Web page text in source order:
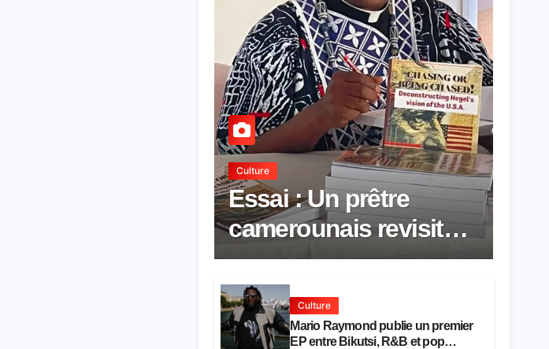
Culture
Essai : Un prêtre
camerounais revisite
la pensée de Hegel à
travers le rêve
américain
Culture
Mario Raymond publie un premier
EP entre Bikutsi, R&B et pop